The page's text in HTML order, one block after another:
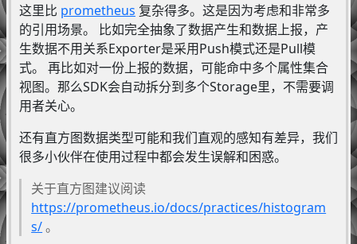
这里比 prometheus 复杂得多。这是因为考虑和非常多
的引用场景。 比如完全抽象了数据产生和数据上报，产
生数据不用关系Exporter是采用Push模式还是Pull模
式。 再比如对一份上报的数据，可能命中多个属性集合
视图。那么SDK会自动拆分到多个Storage里，不需要调
用者关心。
还有直方图数据类型可能和我们直观的感知有差异，我们
很多小伙伴在使用过程中都会发生误解和困惑。
关于直方图建议阅读
https://prometheus.io/docs/practices/histogram
s/。